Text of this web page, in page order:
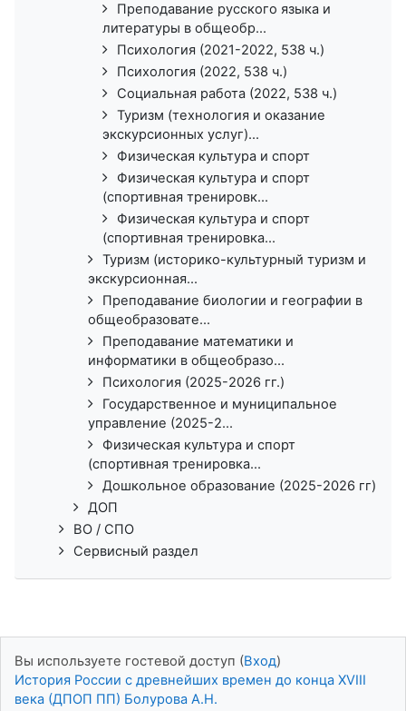
Преподавание русского языка и
литературы в общеобр...
Психология (2021-2022, 538 ч.)
Психология (2022, 538 ч.)
Социальная работа (2022, 538 ч.)
Туризм (технология и оказание
экскурсионных услуг)...
Физическая культура и спорт
Физическая культура и спорт
(спортивная тренировк...
Физическая культура и спорт
(спортивная тренировка...
Туризм (историко-культурный туризм и
экскурсионная...
Преподавание биологии и географии в
общеобразовате...
Преподавание математики и
информатики в общеобразо...
Психология (2025-2026 гг.)
Государственное и муниципальное
управление (2025-2...
Физическая культура и спорт
(спортивная тренировка...
Дошкольное образование (2025-2026 гг)
ДОП
ВО / СПО
Сервисный раздел
Вы используете гостевой доступ (Вход)
История России с древнейших времен до конца XVIII
века (ДПОП ПП) Болурова А.Н.